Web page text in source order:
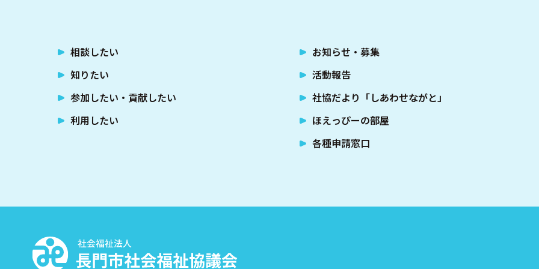
相談したい
知りたい
参加したい・貢献したい
利用したい
お知らせ・募集
活動報告
社協だより「しあわせながと」
ほえっぴーの部屋
各種申請窓口